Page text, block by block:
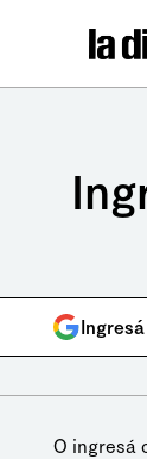
O ingresá